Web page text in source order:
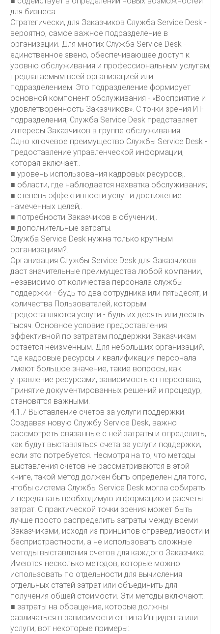
для бизнеса.
Стратегически, для Заказчиков Служба Service Desk -
вероятно, самое важное подразделение в
организации. Для многих Служба Service Desk -
единственное звено, обеспечивающее доступ к
уровню обслуживания и профессиональным услугам,
предлагаемым всей организацией или
подразделением. Это подразделение формирует
основной компонент обслуживания - «Восприятие и
удовлетворенность Заказчиков». С точки зрения ИТ-
подразделения, Служба Service Desk представляет
интересы Заказчиков в группе обслуживания.
Одно ключевое преимущество Службы Service Desk -
предоставление управленческой информации,
которая включает:.
■ уровень использования кадровых ресурсов;.
■ области, где наблюдается нехватка обслуживания;.
■ степень эффективности услуг и достижение
намеченных целей;.
■ потребности Заказчиков в обучении;.
■ дополнительные затраты.
Служба Service Desk нужна только крупным
организациям?.
Организация Службы Service Desk для Заказчиков
даст значительные преимущества любой компании,
независимо от количества персонала службы
поддержки - будь то два сотрудника или пятьдесят, и
количества Пользователей, которым
предоставляются услуги - будь их десять или десять
тысяч. Основное условие предоставления
эффективной по затратам поддержки Заказчикам
остается неизменным. Для небольших организаций,
где кадровые ресурсы и квалификация персонала
имеют большое значение, такие вопросы, как
управление ресурсами, зависимость от персонала,
принятие документированных решений и процедур,
становятся важными.
4.1.7 Выставление счетов за услуги поддержки.
Создавая новую Службу Service Desk, важно
рассмотреть связанные с ней затраты и определить,
как будут выставляться счета за услуги поддержки,
если это потребуется. Несмотря на то, что методы
выставления счетов не рассматриваются в этой
книге, такой метод должен быть определен для того,
чтобы система Службы Service Desk могла собирать
и передавать необходимую информацию и расчеты
затрат. С практической точки зрения может быть
лучше просто распределить затраты между всеми
Заказчиками, исходя из принципов справедливости и
беспристрастности, а не использовать сложные
методы выставления счетов для каждого Заказчика.
Имеются несколько методов, которые можно
использовать по отдельности для вычисления
отдельных статей затрат или объединить для
получения общей стоимости. Эти методы включают:.
■ затраты на обращение, которые должны
различаться в зависимости от типа Инцидента или
услуги; вот некоторые примеры:.